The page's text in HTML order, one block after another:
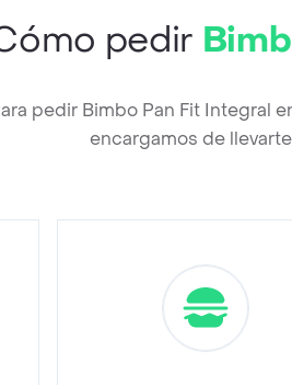
pedir
pedir Bimbo Pan Fit Integral
encargamos de